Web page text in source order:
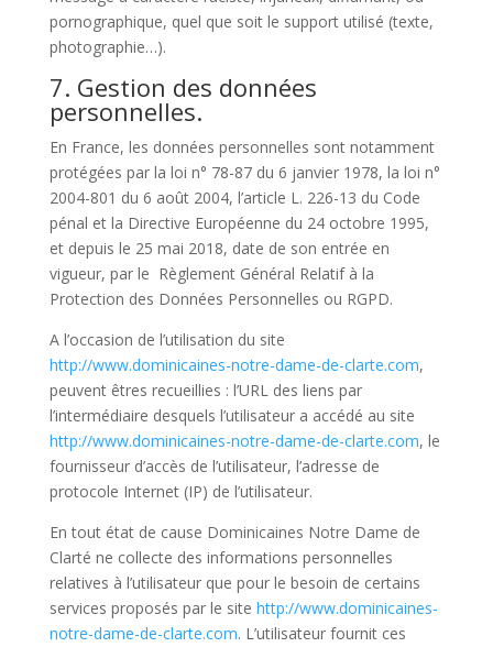
pornographique, quel que soit le support utilisé (texte,
photographie…).
7. Gestion des données
personnelles.
En France, les données personnelles sont notamment
protégées par la loi n° 78-87 du 6 janvier 1978, la loi n°
2004-801 du 6 août 2004, l’article L. 226-13 du Code
pénal et la Directive Européenne du 24 octobre 1995,
et depuis le 25 mai 2018, date de son entrée en
vigueur, par le Règlement Général Relatif à la
Protection des Données Personnelles ou RGPD.
A l’occasion de l’utilisation du site
http://www.dominicaines-notre-dame-de-clarte.com,
peuvent êtres recueillies : l’URL des liens par
l’intermédiaire desquels l’utilisateur a accédé au site
http://www.dominicaines-notre-dame-de-clarte.com, le
fournisseur d’accès de l’utilisateur, l’adresse de
protocole Internet (IP) de l’utilisateur.
En tout état de cause Dominicaines Notre Dame de
Clarté ne collecte des informations personnelles
relatives à l’utilisateur que pour le besoin de certains
services proposés par le site http://www.dominicaines-
notre-dame-de-clarte.com. L’utilisateur fournit ces